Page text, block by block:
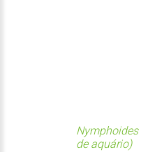
de aquário)